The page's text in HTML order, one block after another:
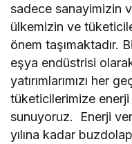
sadece sanayimizin
ülkemizin ve
önem taşımaktadır.
eşya endüstrisi
yatırımlarımızı her
tüketicilerimize
sunuyoruz. Enerji
yılına kadar